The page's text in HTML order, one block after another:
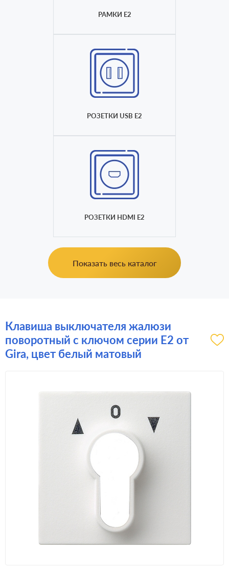
РАМКИ E2
РОЗЕТКИ USB E2
РОЗЕТКИ HDMI E2
Показать весь каталог
Клавиша выключателя жалюзи
поворотный с ключом серии E2 от
Gira, цвет белый матовый